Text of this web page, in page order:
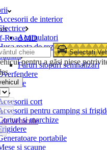
de interior
Acumulatori
roata de rezerva
Faruri stopuri semnalizari
cort
pentru camping si
si marchize
portabile
si scaune
Selectați
pentru a găsi piese
vehicule